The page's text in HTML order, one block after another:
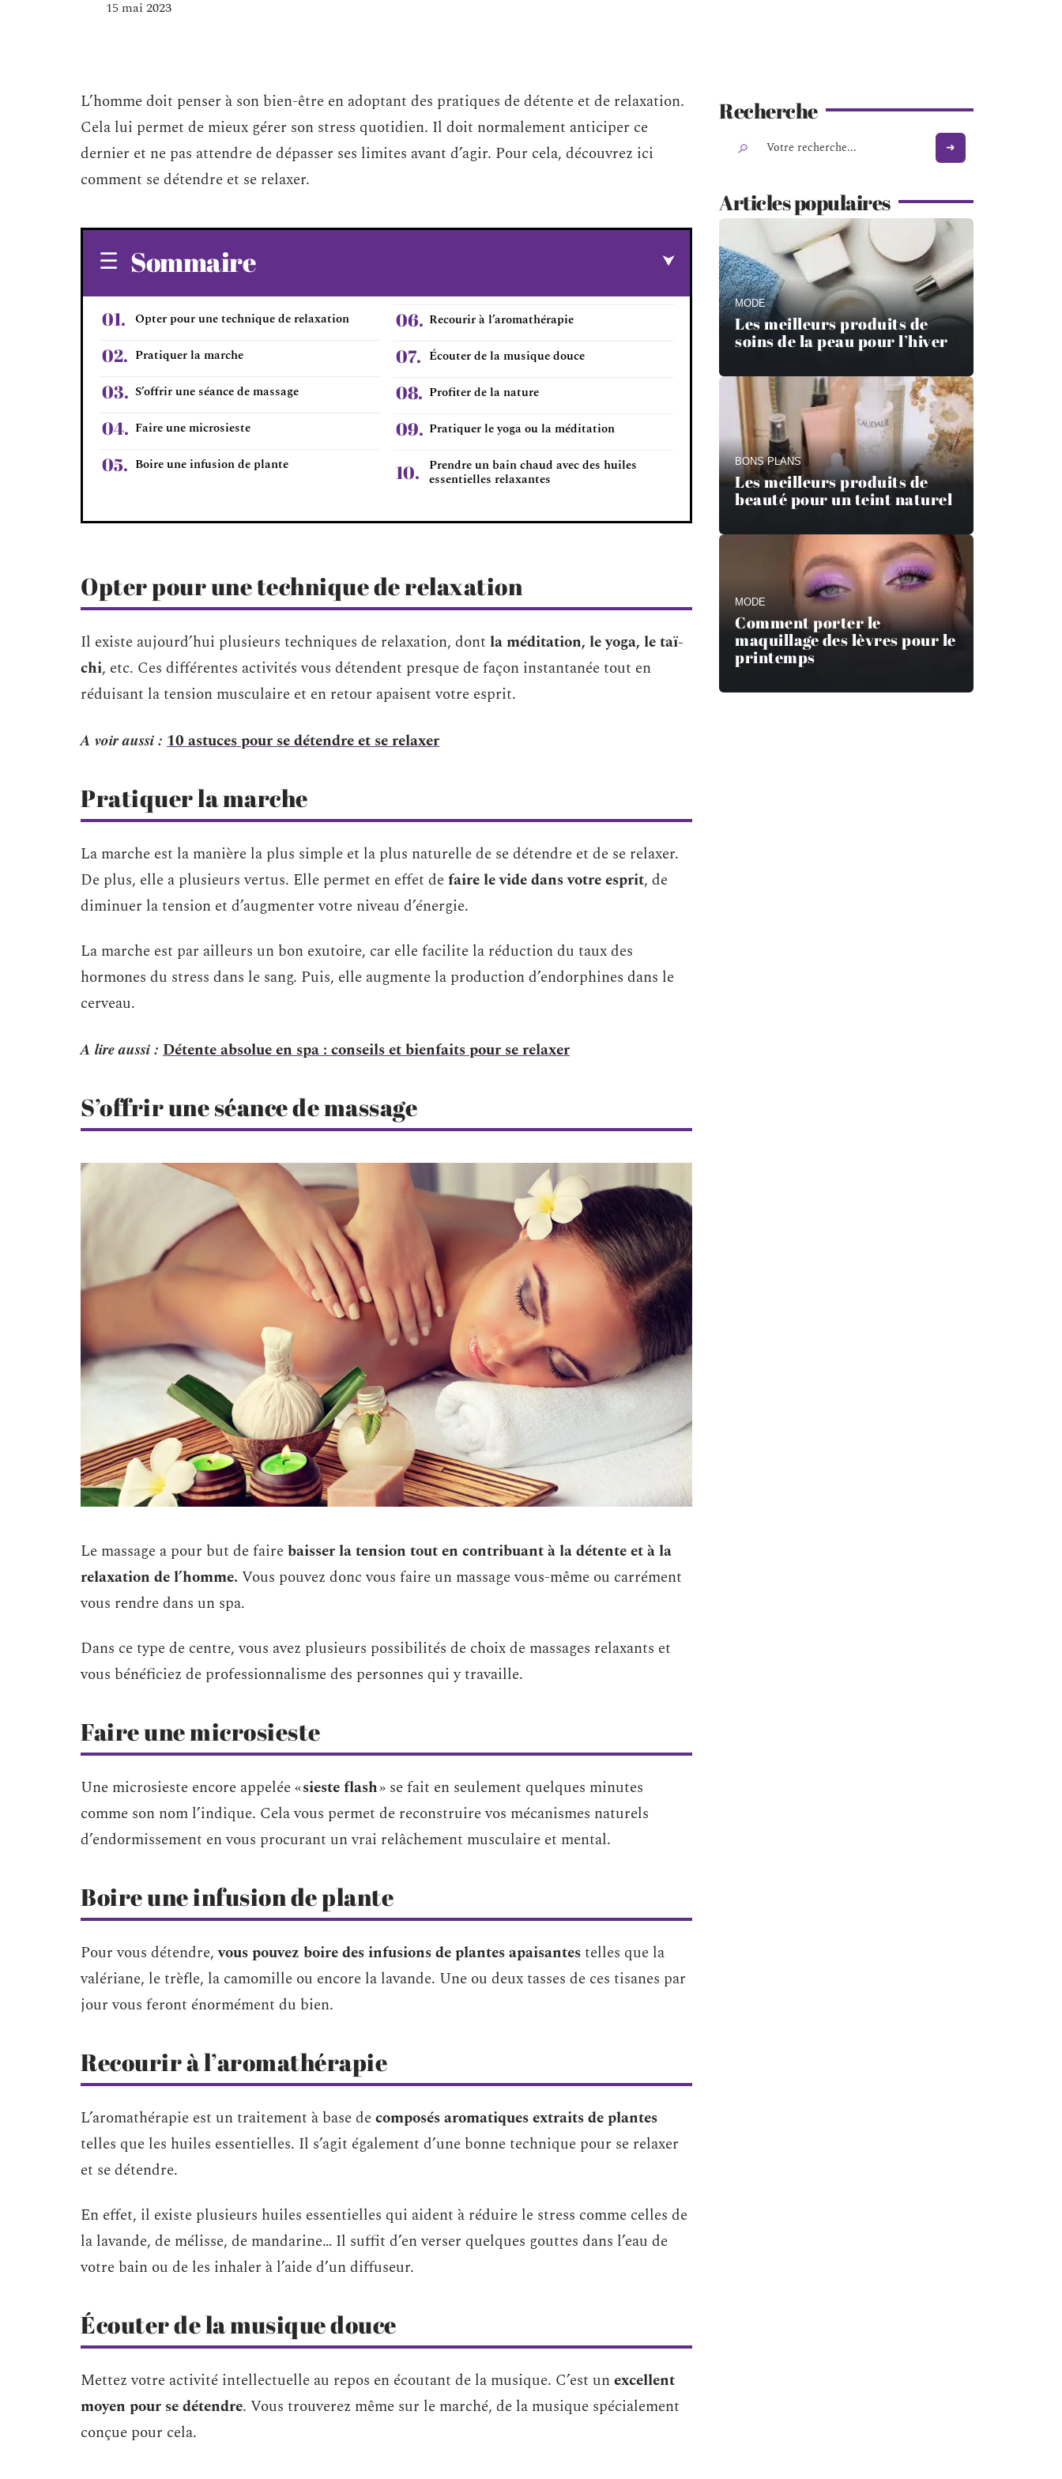
15 mai 2023
L’homme doit penser à son bien-être en adoptant des pratiques de détente et de relaxation.
Cela lui permet de mieux gérer son stress quotidien. Il doit normalement anticiper ce
dernier et ne pas attendre de dépasser ses limites avant d’agir. Pour cela, découvrez ici
comment se détendre et se relaxer.
Sommaire
Opter pour une technique de relaxation
Pratiquer la marche
S’offrir une séance de massage
Faire une microsieste
Boire une infusion de plante
Recourir à l’aromathérapie
Écouter de la musique douce
Profiter de la nature
Pratiquer le yoga ou la méditation
Prendre un bain chaud avec des huiles
essentielles relaxantes
Opter pour une technique de relaxation
Il existe aujourd’hui plusieurs techniques de relaxation, dont la méditation, le yoga, le taï-
chi, etc. Ces différentes activités vous détendent presque de façon instantanée tout en
réduisant la tension musculaire et en retour apaisent votre esprit.
A voir aussi : 10 astuces pour se détendre et se relaxer
Pratiquer la marche
La marche est la manière la plus simple et la plus naturelle de se détendre et de se relaxer.
De plus, elle a plusieurs vertus. Elle permet en effet defaire le vide dans votre esprit, de
diminuer la tension et d’augmenter votre niveau d’énergie.
La marche est par ailleurs un bon exutoire, car elle facilite la réduction du taux des
hormones du stress dans le sang. Puis, elle augmente la production d’endorphines dans le
cerveau.
A lire aussi : Détente absolue en spa : conseils et bienfaits pour se relaxer
S’offrir une séance de massage
Le massage a pour but de fairebaisser la tension tout en contribuant à la détente et à la
relaxation de l’homme. Vous pouvez donc vous faire un massage vous-même ou carrément
vous rendre dans un spa.
Dans ce type de centre, vous avez plusieurs possibilités de choix de massages relaxants et
vous bénéficiez de professionnalisme des personnes qui y travaille.
Faire une microsieste
Une microsieste encore appelée «sieste flash» se fait en seulement quelques minutes
comme son nom l’indique. Cela vous permet de reconstruire vos mécanismes naturels
d’endormissement en vous procurant un vrai relâchement musculaire et mental.
Boire une infusion de plante
Pour vous détendre,vous pouvez boire des infusions de plantes apaisantestelles que la
valériane, le trèfle, la camomille ou encore la lavande. Une ou deux tasses de ces tisanes par
jour vous feront énormément du bien.
Recourir à l’aromathérapie
L’aromathérapie est un traitement à base decomposés aromatiques extraits de plantes
telles que les huiles essentielles. Il s’agit également d’une bonne technique pour se relaxer
et se détendre.
En effet, il existe plusieurs huiles essentielles qui aident à réduire le stress comme celles de
la lavande, de mélisse, de mandarine… Il suffit d’en verser quelques gouttes dans l’eau de
votre bain ou de les inhaler à l’aide d’un diffuseur.
Écouter de la musique douce
Mettez votre activité intellectuelle au repos en écoutant de la musique. C’est unexcellent
moyen pour se détendre. Vous trouverez même sur le marché, de la musique spécialement
conçue pour cela.
Recherche
Articles populaires
MODE
Les meilleurs produits de
soins de la peau pour l’hiver
BONS PLANS
Les meilleurs produits de
beauté pour un teint naturel
MODE
Comment porter le
maquillage des lèvres pour le
printemps